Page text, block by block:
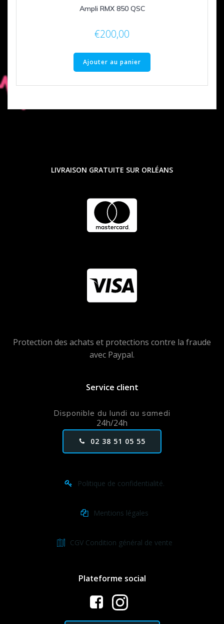
Ampli RMX 850 QSC
€200,00
Ajouter au panier
LIVRAISON GRATUITE SUR ORLÉANS
Protection des achats et protections contre la fraude
avec Paypal.
Service client
Disponible du lundi au samedi
24h/24h
02 38 51 05 55
Politique de confidentialité.
Mentions légales
CGV Condition général de vente
Plateforme social